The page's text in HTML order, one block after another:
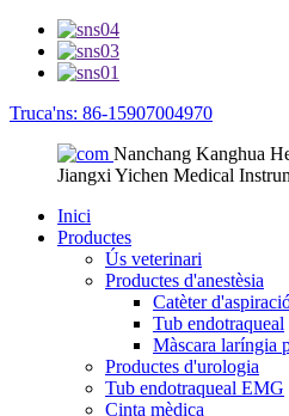
Truca'ns: 86-15907004970
Nanchang Kanghua
Jiangxi Yichen Medical
Inici
Productes
Ús veterinari
Productes d'anestèsia
Catèter
Tub endotraqueal
Màscara laríngia
Productes d'urologia
Tub endotraqueal EMG
Cinta mèdica